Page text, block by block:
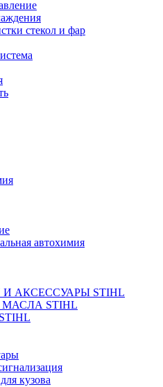
стекол и фар
автохимия
АКСЕССУАРЫ STIHL
STIHL
кузова